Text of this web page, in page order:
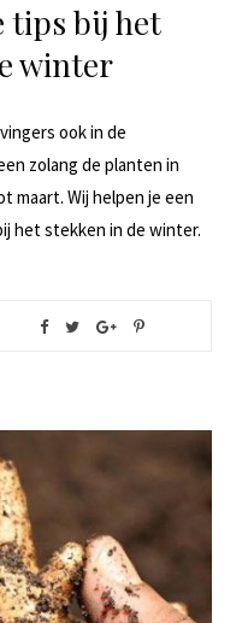
tips bij het
winter
ook in de
zolang de planten in
maart. Wij helpen je een
het stekken in de winter.